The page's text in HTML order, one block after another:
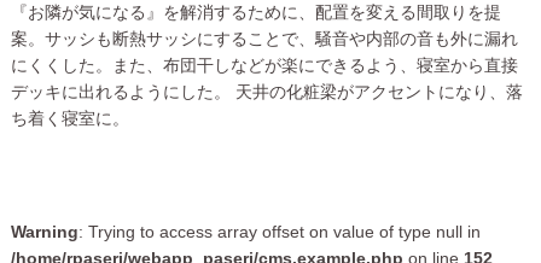
『お隣が気になる』を解消するために、配置を変える間取りを提
案。サッシも断熱サッシにすることで、騒音や内部の音も外に漏れ
にくくした。また、布団干しなどが楽にできるよう、寝室から直接
デッキに出れるようにした。 天井の化粧梁がアクセントになり、落
ち着く寝室に。
Warning: Trying to access array offset on value of type null in
/home/rpaseri/webapp_paseri/cms.example.php on line 152